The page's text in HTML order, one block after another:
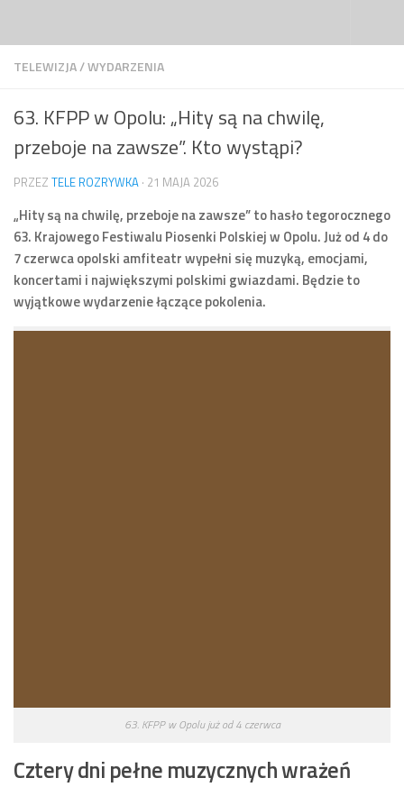
TELEWIZJA/WYDARZENIA
63. KFPP w Opolu: „Hity są na chwilę,
przeboje na zawsze”. Kto wystąpi?
PRZEZ TELE ROZRYWKA · 21 MAJA 2026
„Hity są na chwilę, przeboje na zawsze” to hasło tegorocznego
63. Krajowego Festiwalu Piosenki Polskiej w Opolu. Już od 4 do
7 czerwca opolski amfiteatr wypełni się muzyką, emocjami,
koncertami i największymi polskimi gwiazdami. Będzie to
wyjątkowe wydarzenie łączące pokolenia.
63. KFPP w Opolu już od 4 czerwca
Cztery dni pełne muzycznych wrażeń